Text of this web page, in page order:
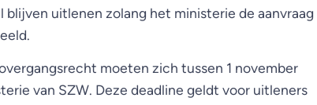
uitlenen zolang het ministerie de aanvraag
moeten zich tussen 1 november
van SZW. Deze deadline geldt voor uitleners